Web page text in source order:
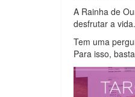
A Rainha de
desfrutar a vida.
Tem uma
Para isso,